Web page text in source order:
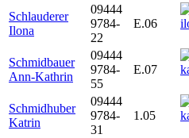
Schlauderer
Ilona
09444
9784-
22
E.06
Schmidbauer
Ann-Kathrin
09444
9784-
55
E.07
Schmidhuber
Katrin
09444
9784-
31
1.05